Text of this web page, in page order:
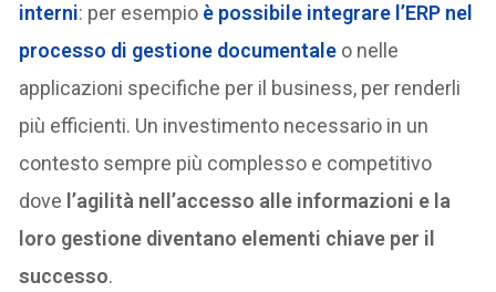
interni: per esempio è possibile integrare l’ERP nel
processo di gestione documentale o nelle
applicazioni specifiche per il business, per renderli
più efficienti. Un investimento necessario in un
contesto sempre più complesso e competitivo
dove l’agilità nell’accesso alle informazioni e la
loro gestione diventano elementi chiave per il
successo.